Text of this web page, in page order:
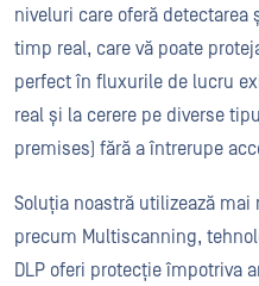
niveluri care oferă
timp real, care vă poate
perfect în fluxurile de lucru
real și la cerere pe diverse
premises) fără a întrerupe
Soluția noastră utilizează
precum Multiscanning,
DLP oferi protecție împotriva